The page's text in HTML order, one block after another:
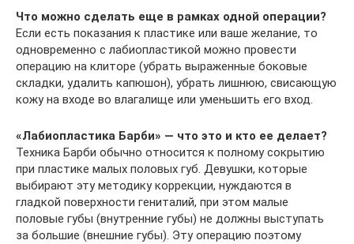
Что можно сделать еще в рамках одной операции?
Если есть показания к пластике или ваше желание, то
одновременно с лабиопластикой можно провести
операцию на клиторе (убрать выраженные боковые
складки, удалить капюшон), убрать лишнюю, свисающую
кожу на входе во влагалище или уменьшить его вход.
«Лабиопластика Барби» — что это и кто ее делает?
Техника Барби обычно относится к полному сокрытию
при пластике малых половых губ. Девушки, которые
выбирают эту методику коррекции, нуждаются в
гладкой поверхности гениталий, при этом малые
половые губы (внутренние губы) не должны выступать
за большие (внешние губы). Эту операцию поэтому